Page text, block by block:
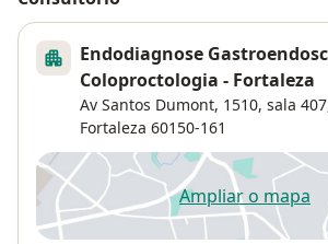
Endodiagnose
Coloproctologia - Fortaleza
Av Santos Dumont, 1510, sala
Fortaleza 60150-161
Ampliar o mapa
abre num